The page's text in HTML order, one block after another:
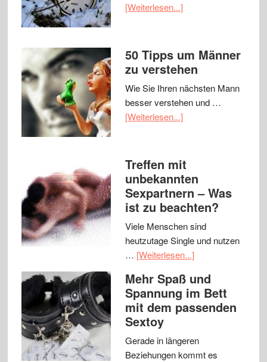
[Weiterlesen...]
50 Tipps um Männer
zu verstehen
Wie Sie Ihren nächsten Mann
besser verstehen und …
[Weiterlesen...]
Treffen mit
unbekannten
Sexpartnern – Was
ist zu beachten?
Viele Menschen sind
heutzutage Single und nutzen
… [Weiterlesen...]
Mehr Spaß und
Spannung im Bett
mit dem passenden
Sextoy
Gerade in längeren
Beziehungen kommt es